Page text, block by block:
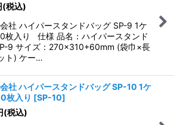
(税込)
社 ハイパースタンドバッグ SP-9 1ケ
枚入り 仕様 品名：ハイパースタンド
9 サイズ：270×310+60mm (袋巾×長
ト) ケー…
社 ハイパースタンドバッグ SP-10 1ケ
枚入り [SP-10]
(税込)